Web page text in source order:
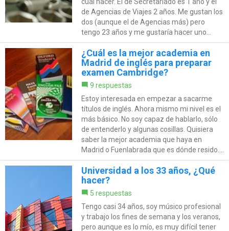
cuál hacer. El de Secretariado es 1 año y el
de Agencias de Viajes 2 años. Me gustan los
dos (aunque el de Agencias más) pero
tengo 23 años y me gustaría hacer uno...
¿Cuál es la mejor academia en
Madrid de inglés para preparar
examen Cambridge?
9 respuestas
Estoy interesada en empezar a sacarme
títulos de inglés. Ahora mismo mi nivel es el
más básico. No soy capaz de hablarlo, sólo
de entenderlo y algunas cosillas. Quisiera
saber la mejor academia que haya en
Madrid o Fuenlabrada que es dónde resido....
Universidad a los 33 años, ¿Qué
hacer?
5 respuestas
Tengo casi 34 años, soy músico profesional
y trabajo los fines de semana y los veranos,
pero aunque es lo mío, es muy difícil tener